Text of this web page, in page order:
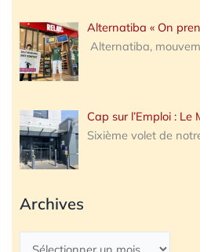
Alternatiba « On
Alternatiba,
Cap sur l’Emploi :
Sixième volet de
Archives